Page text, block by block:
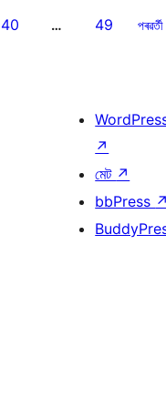
40 … 49 পৰৱৰ্তী
↗
মেট ↗
bbPress ↗